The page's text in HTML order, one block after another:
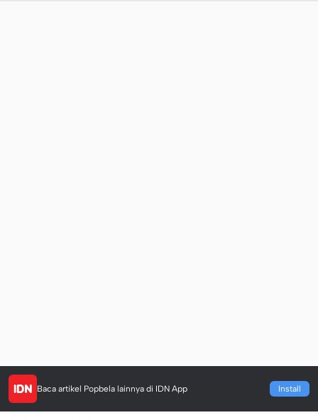
Baca artikel Popbela lainnya di IDN App Install